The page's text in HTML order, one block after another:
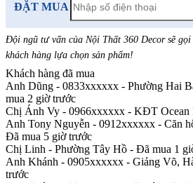
ĐẶT MUA
Đội ngũ tư vấn của Nội Thất 360 Decor sẽ
khách hàng lựa chọn sản phẩm!
Khách hàng đã mua
Anh Dũng - 0833xxxxxx - Phường Hai
mua 2 giờ trước
Chị Ánh Vy - 0966xxxxxx - KĐT Ocean
Anh Tony Nguyễn - 0912xxxxxx - Căn
Đã mua 5 giờ trước
Chị Linh - Phường Tây Hồ - Đã mua 1
Anh Khánh - 0905xxxxxx - Giảng Võ,
trước